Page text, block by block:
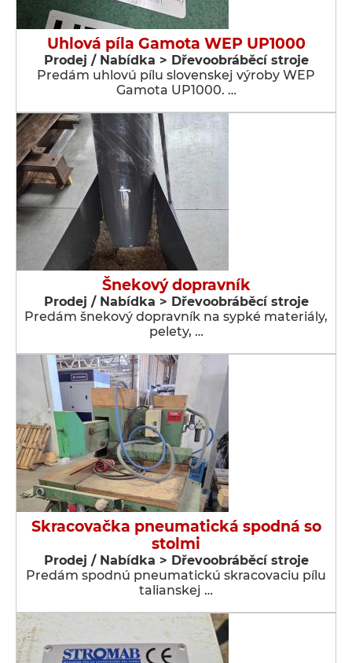
Uhlová píla Gamota WEP UP1000
Prodej / Nabídka > Dřevoobráběcí stroje
Predám uhlovú pílu slovenskej výroby WEP
Gamota UP1000. …
Šnekový dopravník
Prodej / Nabídka > Dřevoobráběcí stroje
Predám šnekový dopravník na sypké materiály,
pelety, …
Skracovačka pneumatická spodná so
stolmi
Prodej / Nabídka > Dřevoobráběcí stroje
Predám spodnú pneumatickú skracovaciu pílu
talianskej …